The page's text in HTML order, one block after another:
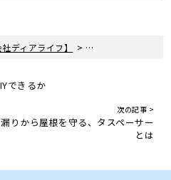
ディアライフ】 > 住宅リフォームの真
できるか
次の記事 >
りから屋根を守る、タスペーサー
とは